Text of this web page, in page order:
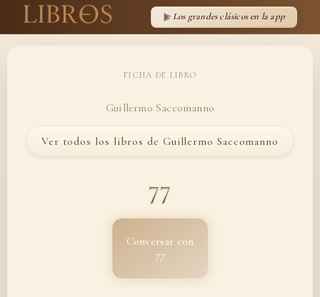
Los grandes clásicos en la app
FICHA DE LIBRO
Guillermo Saccomanno
Ver todos los libros de Guillermo Saccomanno
77
Conversar con
77